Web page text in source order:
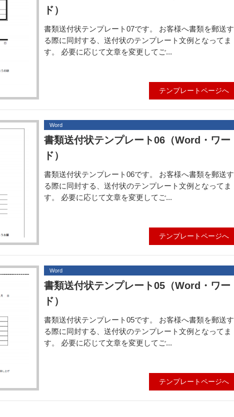
ド）
書類送付状テンプレート07です。 お客様へ書類を郵送す
る際に同封する、送付状のテンプレート文例となってま
す。 必要に応じて文章を変更してご...
テンプレートページへ
Word
書類送付状テンプレート06（Word・ワー
ド）
書類送付状テンプレート06です。 お客様へ書類を郵送す
る際に同封する、送付状のテンプレート文例となってま
す。 必要に応じて文章を変更してご...
テンプレートページへ
Word
書類送付状テンプレート05（Word・ワー
ド）
書類送付状テンプレート05です。 お客様へ書類を郵送す
る際に同封する、送付状のテンプレート文例となってま
す。 必要に応じて文章を変更してご...
テンプレートページへ